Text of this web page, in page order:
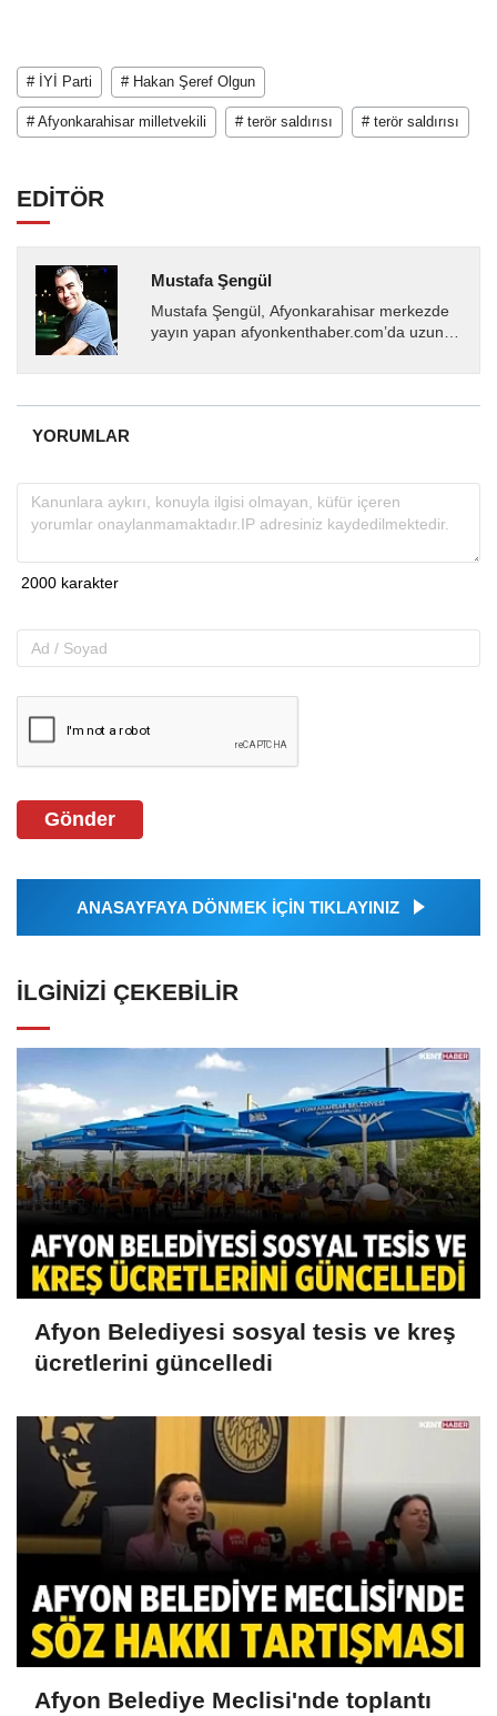
# İYİ Parti # Hakan Şeref Olgun
# Afyonkarahisar milletvekili # terör saldırısı # terör saldırısı
EDİTÖR
Mustafa Şengül
Mustafa Şengül, Afyonkarahisar merkezde
yayın yapan afyonkenthaber.com’da uzun
almakta, haber akışı...
YORUMLAR
Gönder
ANASAYFAYA DÖNMEK İÇİN TIKLAYINIZ
İLGINIZI ÇEKEBILIR
Afyon Belediyesi sosyal tesis ve kreş
ücretlerini güncelledi
Afyon Belediye Meclisi'nde toplantı